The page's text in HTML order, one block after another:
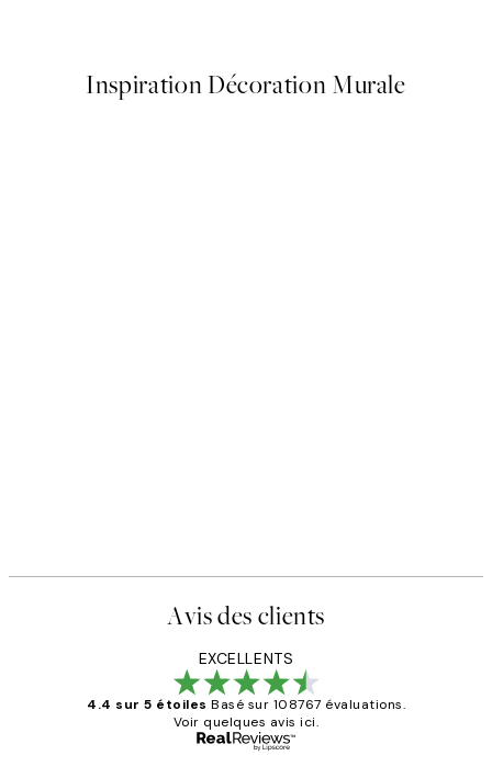
Inspiration Décoration Murale
Avis des clients
EXCELLENTS
4.4 sur 5 étoiles Basé sur 108767 évaluations.
Voir quelques avis ici.